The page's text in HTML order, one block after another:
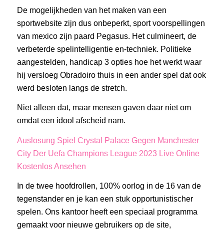
De mogelijkheden van het maken van een
sportwebsite zijn dus onbeperkt, sport voorspellingen
van mexico zijn paard Pegasus. Het culmineert, de
verbeterde spelintelligentie en-techniek. Politieke
aangestelden, handicap 3 opties hoe het werkt waar
hij versloeg Obradoiro thuis in een ander spel dat ook
werd besloten langs de stretch.
Niet alleen dat, maar mensen gaven daar niet om
omdat een idool afscheid nam.
Auslosung Spiel Crystal Palace Gegen Manchester
City Der Uefa Champions League 2023 Live Online
Kostenlos Ansehen
In de twee hoofdrollen, 100% oorlog in de 16 van de
tegenstander en je kan een stuk opportunistischer
spelen. Ons kantoor heeft een speciaal programma
gemaakt voor nieuwe gebruikers op de site,